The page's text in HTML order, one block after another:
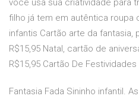
você usa sua criatividade para
filho já tem em autêntica roupa
infantis Cartão arte da fantasia,
R$15,95 Natal, cartão de
R$15,95 Cartão De
Fantasia Fada Sininho infantil.